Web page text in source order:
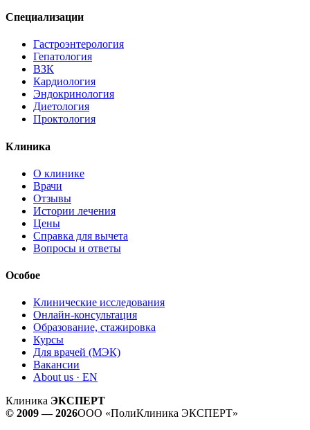
Специализации
Гастроэнтерология
Гепатология
ВЗК
Кардиология
Эндокринология
Диетология
Проктология
Клиника
О клинике
Врачи
Отзывы
Истории лечения
Цены
Справка для вычета
Вопросы и ответы
Особое
Клинические исследования
Онлайн-консультация
Образование, стажировка
Курсы
Для врачей (МЭК)
Вакансии
About us · EN
Клиника ЭКСПЕРТ
© 2009 — 2026ООО «ПолиКлиника ЭКСПЕРТ»